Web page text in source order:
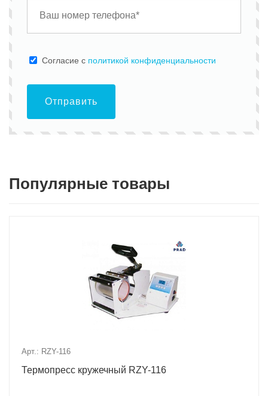
Cогласие с политикой конфиденциальности
Отправить
Популярные товары
Арт.: RZY-116
Термопресс кружечный RZY-116